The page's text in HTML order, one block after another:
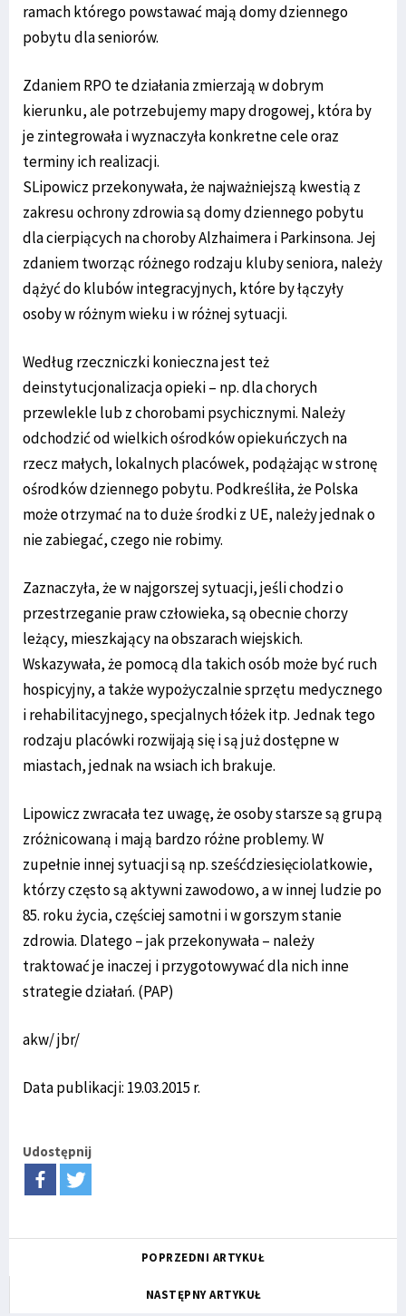
ramach którego powstawać mają domy dziennego
pobytu dla seniorów.
Zdaniem RPO te działania zmierzają w dobrym
kierunku, ale potrzebujemy mapy drogowej, która by
je zintegrowała i wyznaczyła konkretne cele oraz
terminy ich realizacji.
SLipowicz przekonywała, że najważniejszą kwestią z
zakresu ochrony zdrowia są domy dziennego pobytu
dla cierpiących na choroby Alzhaimera i Parkinsona. Jej
zdaniem tworząc różnego rodzaju kluby seniora, należy
dążyć do klubów integracyjnych, które by łączyły
osoby w różnym wieku i w różnej sytuacji.
Według rzeczniczki konieczna jest też
deinstytucjonalizacja opieki – np. dla chorych
przewlekle lub z chorobami psychicznymi. Należy
odchodzić od wielkich ośrodków opiekuńczych na
rzecz małych, lokalnych placówek, podążając w stronę
ośrodków dziennego pobytu. Podkreśliła, że Polska
może otrzymać na to duże środki z UE, należy jednak o
nie zabiegać, czego nie robimy.
Zaznaczyła, że w najgorszej sytuacji, jeśli chodzi o
przestrzeganie praw człowieka, są obecnie chorzy
leżący, mieszkający na obszarach wiejskich.
Wskazywała, że pomocą dla takich osób może być ruch
hospicyjny, a także wypożyczalnie sprzętu medycznego
i rehabilitacyjnego, specjalnych łóżek itp. Jednak tego
rodzaju placówki rozwijają się i są już dostępne w
miastach, jednak na wsiach ich brakuje.
Lipowicz zwracała tez uwagę, że osoby starsze są grupą
zróżnicowaną i mają bardzo różne problemy. W
zupełnie innej sytuacji są np. sześćdziesięciolatkowie,
którzy często są aktywni zawodowo, a w innej ludzie po
85. roku życia, częściej samotni i w gorszym stanie
zdrowia. Dlatego – jak przekonywała – należy
traktować je inaczej i przygotowywać dla nich inne
strategie działań. (PAP)
akw/ jbr/
Data publikacji: 19.03.2015 r.
Udostępnij
POPRZEDNI ARTYKUŁ
NASTĘPNY ARTYKUŁ